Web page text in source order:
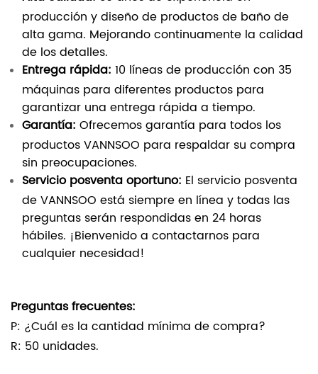
producción y diseño de productos de baño de
alta gama. Mejorando continuamente la calidad
de los detalles.
Entrega rápida: 10 líneas de producción con 35
máquinas para diferentes productos para
garantizar una entrega rápida a tiempo.
Garantía: Ofrecemos garantía para todos los
productos VANNSOO para respaldar su compra
sin preocupaciones.
Servicio posventa oportuno: El servicio posventa
de VANNSOO está siempre en línea y todas las
preguntas serán respondidas en 24 horas
hábiles. ¡Bienvenido a contactarnos para
cualquier necesidad!
Preguntas frecuentes:
P: ¿Cuál es la cantidad mínima de compra?
R: 50 unidades.